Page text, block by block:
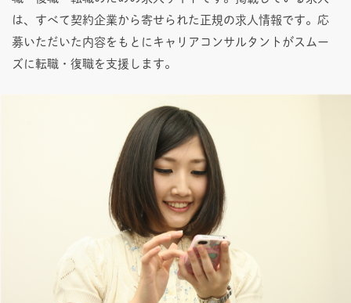
は、すべて契約企業から寄せられた正規の求人情報です。応
募いただいた内容をもとにキャリアコンサルタントがスムー
ズに転職・復職を支援します。